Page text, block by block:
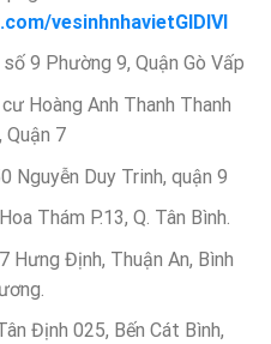
vesinhnhavietGIDIVI
9 Phường 9, Quận Gò Vấp
Hoàng Anh Thanh Thanh
Quận 7
Nguyễn Duy Trinh, quận 9
Thám P.13, Q. Tân Bình.
Hưng Định, Thuận An, Bình
Định 025, Bến Cát Bình,